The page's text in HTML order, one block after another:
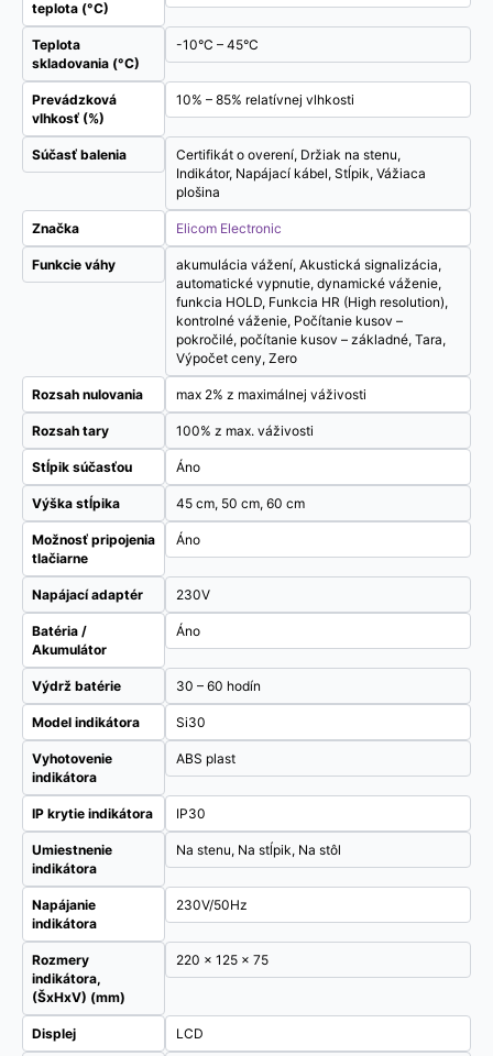
teplota (°C)
Teplota
skladovania (°C)
-10°C – 45°C
Prevádzková
vlhkosť (%)
10% – 85% relatívnej vlhkosti
Súčasť balenia
Certifikát o overení, Držiak na stenu,
Indikátor, Napájací kábel, Stĺpik, Vážiaca
plošina
Značka Elicom Electronic
Funkcie váhy
akumulácia vážení, Akustická signalizácia,
automatické vypnutie, dynamické váženie,
funkcia HOLD, Funkcia HR (High resolution),
kontrolné váženie, Počítanie kusov –
pokročilé, počítanie kusov – základné, Tara,
Výpočet ceny, Zero
Rozsah nulovania max 2% z maximálnej váživosti
Rozsah tary 100% z max. váživosti
Stĺpik súčasťou Áno
Výška stĺpika 45 cm, 50 cm, 60 cm
Možnosť pripojenia
tlačiarne
Áno
Napájací adaptér 230V
Batéria /
Akumulátor
Áno
Výdrž batérie 30 – 60 hodín
Model indikátora Si30
Vyhotovenie
indikátora
ABS plast
IP krytie indikátora IP30
Umiestnenie
indikátora
Na stenu, Na stĺpik, Na stôl
Napájanie
indikátora
230V/50Hz
Rozmery
indikátora,
(ŠxHxV) (mm)
220 x 125 x 75
Displej LCD